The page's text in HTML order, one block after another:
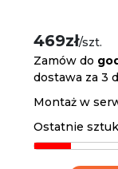
469zł/szt.
Zamów do
dostawa za 3
Montaż w
Ostatnie